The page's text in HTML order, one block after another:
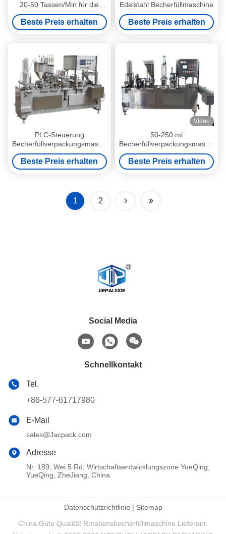
20-50 Tassen/Min für die
Verpackung von Industriejelly
Beste Preis erhalten
Edelstahl Becherfüllmaschine
Beste Preis erhalten
PLC-Steuerung
Becherfüllverpackungsmaschine
Edelstahlverpackungsmaschine
Beste Preis erhalten
Video
50-250 ml
Becherfüllverpackungsmaschine
für
Lebensmittelverpackungen
Beste Preis erhalten
1 2
Social Media
Schnellkontakt
Tel.
+86-577-61717980
E-Mail
sales@Jacpack.com
Adresse
Nr. 189, Wei 5 Rd, Wirtschaftsentwicklungszone YueQing,
YueQing, ZheJiang, China
Datenschutzrichtlinie | Sitemap
China Gute Qualität Rotationsbecherfüllmaschine Lieferant.